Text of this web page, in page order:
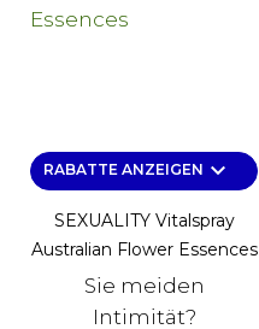
RABATTE ANZEIGEN keyboard_arrow_down
SEXUALITY Vitalspray
Australian Flower Essences
Sie meiden
Intimität?